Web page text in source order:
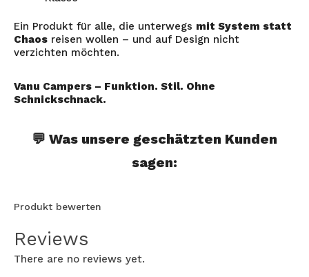
Ein Produkt für alle, die unterwegs mit System statt
Chaos reisen wollen – und auf Design nicht
verzichten möchten.
Vanu Campers – Funktion. Stil. Ohne
Schnickschnack.
💬 Was unsere geschätzten Kunden
sagen:
Produkt bewerten
Reviews
There are no reviews yet.